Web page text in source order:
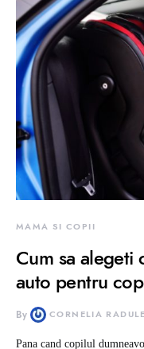
MAMA SI COPII
Cum sa alegeti
auto pentru
By CORNELIA
Pana cand copilul